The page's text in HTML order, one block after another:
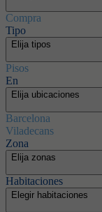
Compra
Tipo
Elija tipos
Pisos
En
Elija ubicaciones
Barcelona
Viladecans
Zona
Elija zonas
Habitaciones
Elegir habitaciones